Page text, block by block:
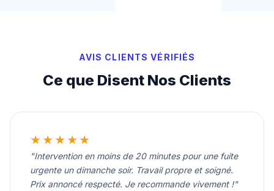
AVIS CLIENTS VÉRIFIÉS
Ce que Disent Nos Clients
★★★★★
"Intervention en moins de 20 minutes pour une fuite
urgente un dimanche soir. Travail propre et soigné.
Prix annoncé respecté. Je recommande vivement !"